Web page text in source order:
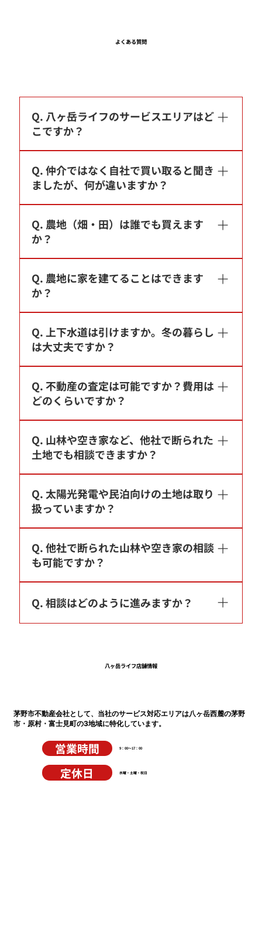
よくある質問
Q. 八ヶ岳ライフのサービスエリアはど
こですか？
市・原村・富士見町に特化しています。地域特
性に精通しており、土地の日当たりや水利、地
Q. 仲介ではなく自社で買い取ると聞き
ましたが、何が違いますか？
販売しています。仲介と違い、私たち自身が在
庫リスクを負って土地を仕入れるため、「売れ
い難しい土地も、自社で調整してからお渡しで
きます。
Q. 農地（畑・田）は誰でも買えます
か？
原則として農業に従事する方・これから就農す
る方が対象です。お住まいの地域や耕作計画に
れるかどうかの見通しを含めてご相談いただけ
ます。
Q. 農地に家を建てることはできます
か？
ん。宅地として利用するには農地転用（5条
等）の手続きが必要です。立地によっては転用
て利用する土地」かを明確にご案内します。
Q. 上下水道は引けますか。冬の暮らし
は大丈夫ですか？
浄化槽で暮らす土地もあり、その場合は水質・
水量・維持の目安までお伝えします。八ヶ岳西
的にご説明します。
Q. 不動産の査定は可能ですか？費用は
どのくらいですか？
国土交通省の取引データを基にした概算に加
え、現地確認を行い、鑑定手法で評価します。
異なりますので、まずはお問い合わせくださ
い。
Q. 山林や空き家など、他社で断られた
土地でも相談できますか？
確、道がついていない、長く放置されていたと
いった土地も、まずは状況をお聞かせくださ
Q. 太陽光発電や民泊向けの土地は取り
扱っていますか？
備や大型蓄電池、設備依存型の宿泊事業を前提
とした土地は取り扱っておりません。当社がご
Q. 他社で断られた山林や空き家の相談
も可能ですか？
不明確、道がない、長期間放置されていた土地
Q. 相談はどのように進みますか？
も対応しています。定休は水曜です。
八ヶ岳ライフ店舗情報
茅野市不動産会社として、当社のサービス対応エリアは八ヶ岳西麓の茅野
市・原村・富士見町の3地域に特化しています。
営業時間 9：00～17：00
定休日 水曜・土曜・祝日